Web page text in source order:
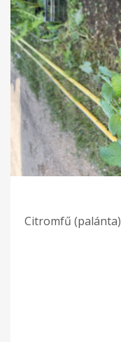
Citromfű (palánta)